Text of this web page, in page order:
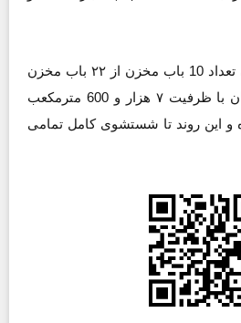
عبدیان، ادامه داد: تاکنون تعداد 10 باب مخزن از ۲۲ باب مخزن
ذخیره در سطح شهرستان با ظرفیت ۷ هزار و 600 مترمکعب
این روند تا شستشوی کامل تمامی